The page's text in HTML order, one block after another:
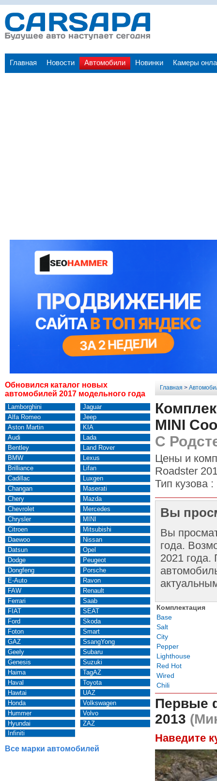
Главная Новости Автомобили Новинки Камеры
Обновился каталог новых
автомобилей 2017 модельного года
Lamborghini
Alfa Romeo
Aston Martin
Audi
Bentley
BMW
Brilliance
Cadillac
Changan
Chery
Chevrolet
Chrysler
Citroen
Daewoo
Datsun
Dodge
Dongfeng
E-Auto
FAW
Ferrari
FIAT
Ford
Foton
GAZ
Geely
Genesis
Haima
Haval
Hawtai
Honda
Hummer
Hyundai
Infiniti
Jaguar
Jeep
KIA
Lada
Land Rover
Lexus
Lifan
Luxgen
Maserati
Mazda
Mercedes
MINI
Mitsubishi
Nissan
Opel
Peugeot
Porsche
Ravon
Renault
Saab
SEAT
Skoda
Smart
SsangYong
Subaru
Suzuki
TagAZ
Toyota
UAZ
Volkswagen
Volvo
ZAZ
Все марки автомобилей
Главная >
MINI
С
Цены и
Roadster
Тип кузова :
Вы
Вы
года.
2021 года.
Комплектация
Base
Salt
City
Pepper
Lighthouse
Red Hot
Wired
Chili
Первые
2013
Наведите